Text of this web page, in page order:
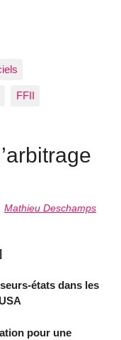
FFII
Mathieu Deschamps
états dans les
pour une